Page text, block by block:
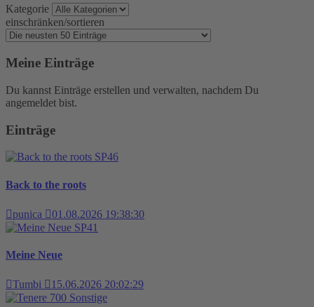
Kategorie
einschränken/sortieren
Meine Einträge
Du kannst Einträge erstellen und verwalten, nachdem Du
angemeldet bist.
Einträge
SP46
Back to the roots
punica
01.08.2026 19:38:30
SP41
Meine Neue
Tumbi
15.06.2026 20:02:29
Sonstige